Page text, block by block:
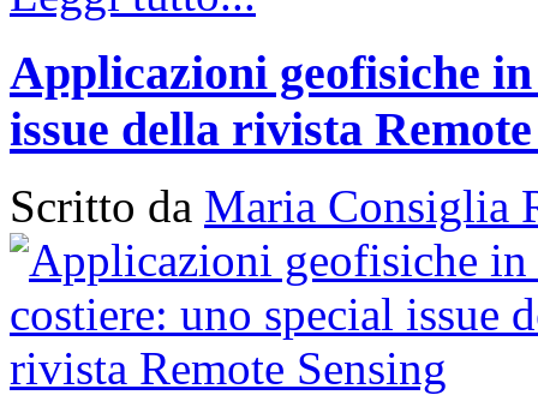
Applicazioni geofisiche
issue della rivista
Scritto da Maria Consiglia